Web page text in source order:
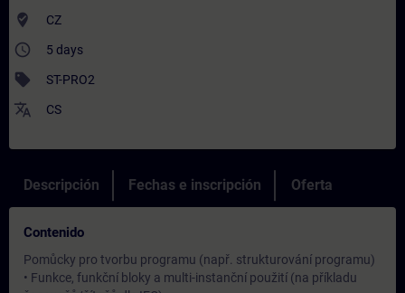
where_to_vote CZ
access_time 5 days
sell ST-PRO2
translate CS
Descripción Fechas e inscripción Oferta
Contenido
Pomůcky pro tvorbu programu (např. strukturování programu)
• Funkce, funkční bloky a multi-instanční použití (na příkladu